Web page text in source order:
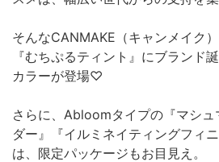
そんなCANMAKE（キャンメイク
『むちぷるティント』にブランド
カラーが登場♡
さらに、Abloomタイプの『マシュ
ダー』『イルミネイティングフィ
は、限定パッケージもお目見え。